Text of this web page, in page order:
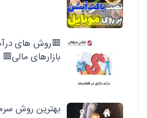
🟥روش های
بازارهای مالی🟥
بهترین روش